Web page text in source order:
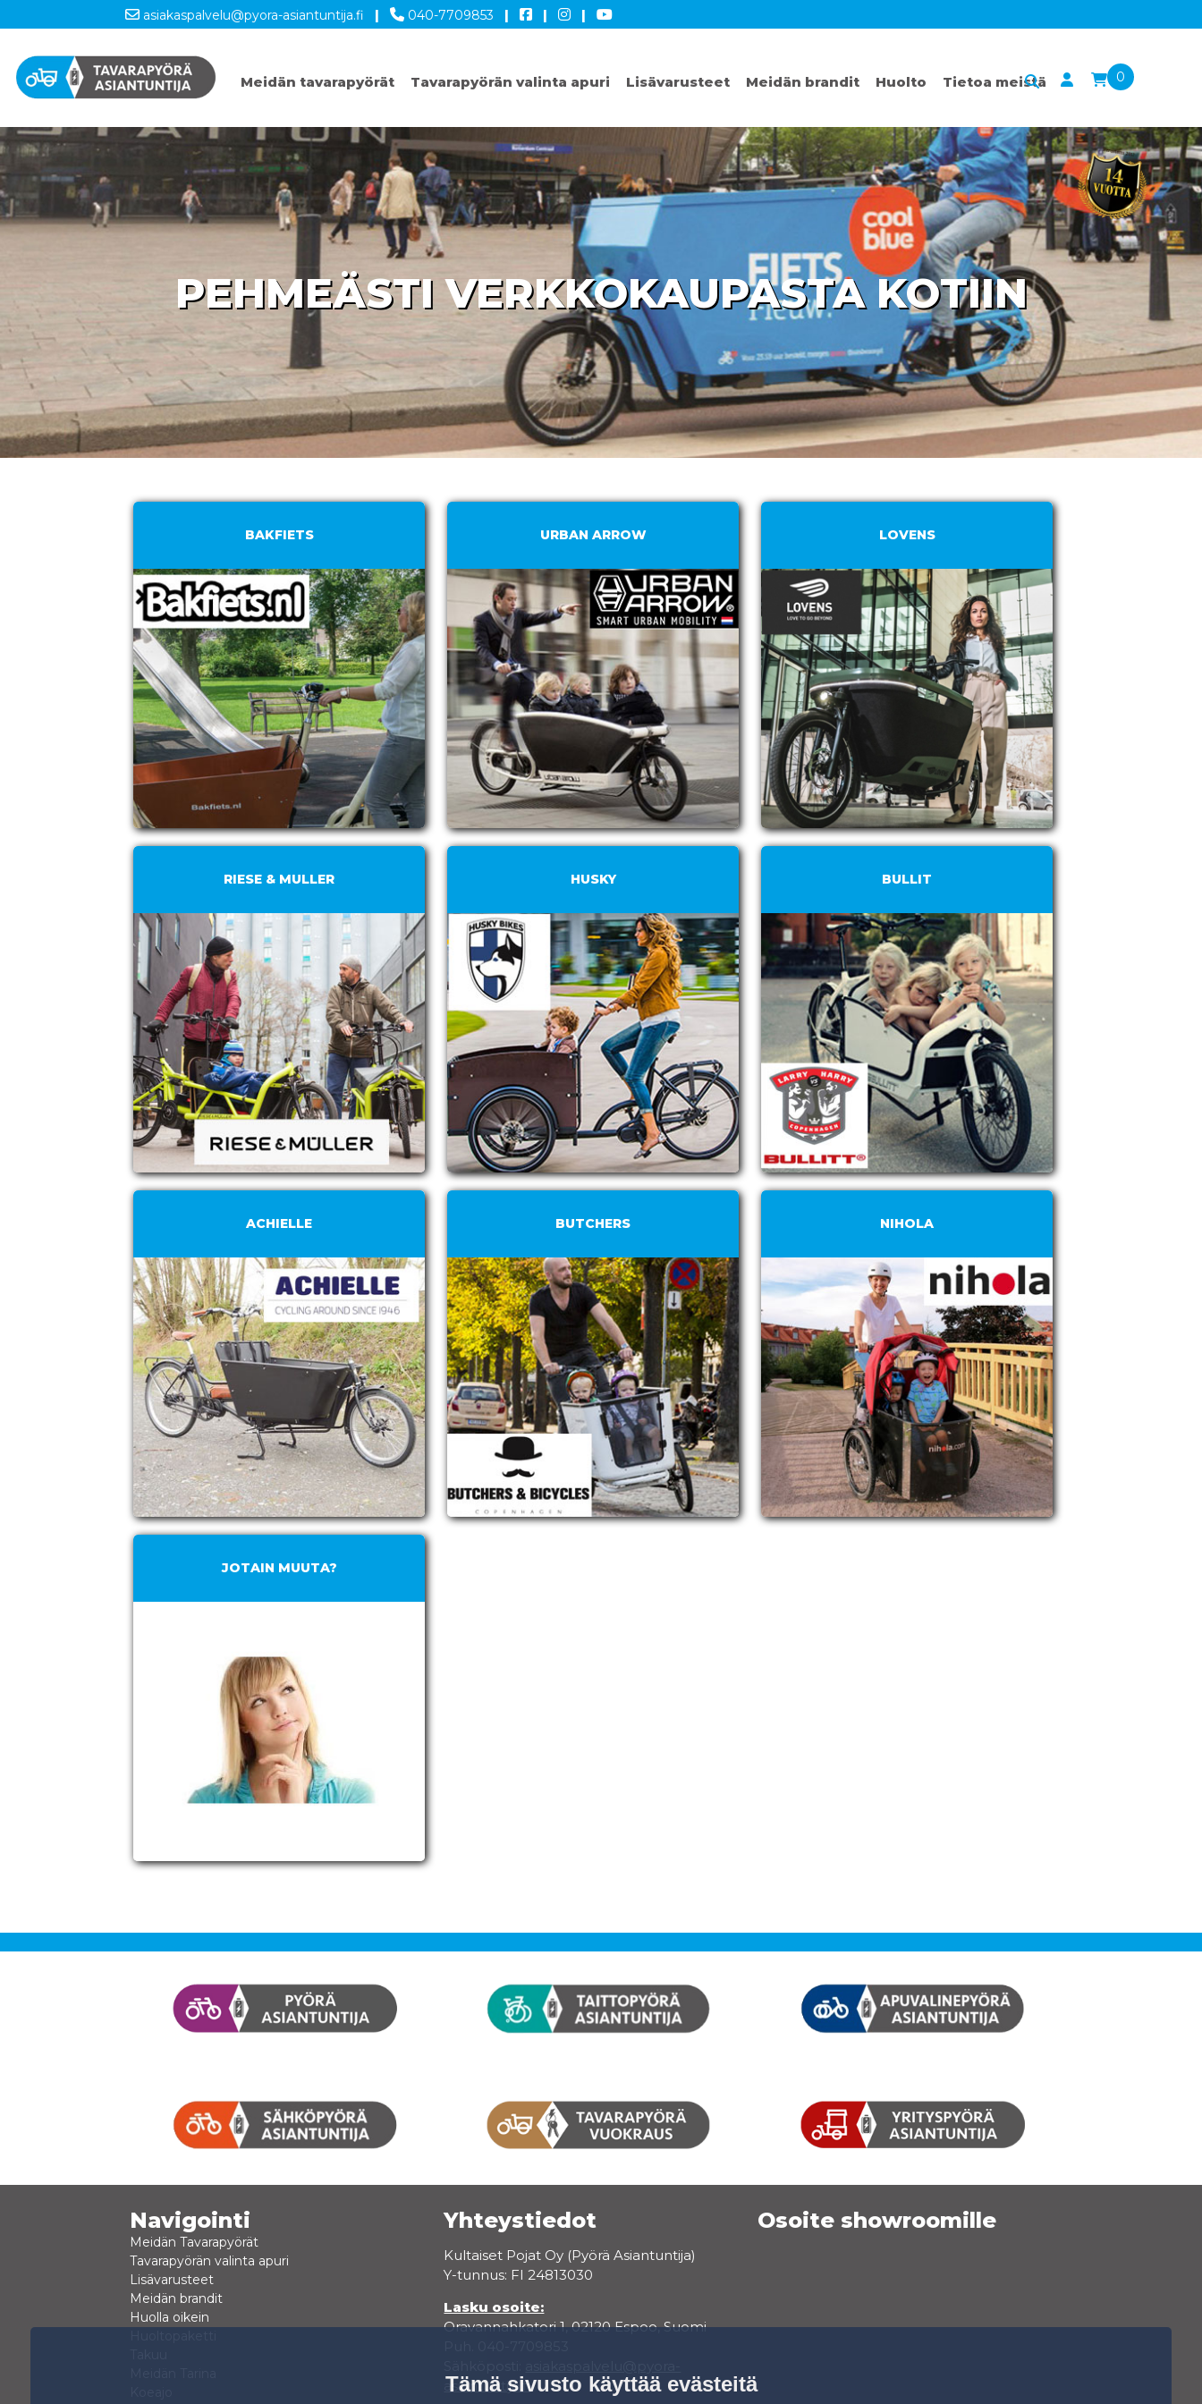
asiakaspalvelu@pyora-asiantuntija.fi | 040-7709853 | | |
Meidän tavarapyörät Tavarapyörän valinta apuri Lisävarusteet Meidän brandit Huolto Tietoa meistä 0
RUOKAA! KYLLÄ, KIITOS. ILMAN
SAASTEITA.
PEHMEÄSTI VERKKOKAUPASTA KOTIIN
BAKFIETS
RIESE & MULLER
ACHIELLE
JOTAIN MUUTA?
URBAN ARROW
HUSKY
BUTCHERS
LOVENS
BULLIT
NIHOLA
Navigointi
Meidän Tavarapyörät
Tavarapyörän valinta apuri
Lisävarusteet
Meidän brandit
Huolla oikein
Yhteystiedot
Kultaiset Pojat Oy (Pyörä Asiantuntija)
Y-tunnus: FI 24813030
Lasku osoite:
Oravannahkatori 1, 02120 Espoo, Suomi
asiantuntija.fi
Osoite showroomille
Tämä sivusto käyttää evästeitä